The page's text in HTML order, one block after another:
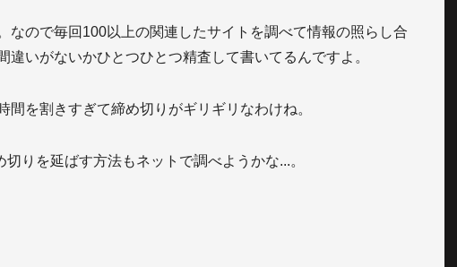
なので毎回100以上の関連したサイトを調べて情報の照らし合
違いがないかひとつひとつ精査して書いてるんですよ。
間を割きすぎて締め切りがギリギリなわけね。
切りを延ばす方法もネットで調べようかな...。